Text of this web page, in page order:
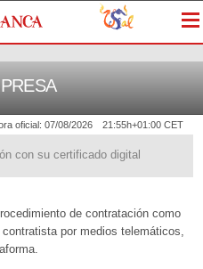
oficial: 07/08/2026 21:55h+01:00 CET
con su certificado digital
de contratación como
por medios telemáticos,